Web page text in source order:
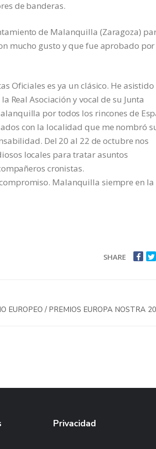
de banderas.
de Malanquilla (Zaragoza)
mucho gusto y que fue aprobado por
Oficiales es ya un clásico. He asistido
Real Asociación y vocal de su Junta
por todos los rincones de
con la localidad que me nombró
Del 20 al 22 de octubre nos
locales para tratar asuntos
cronistas.
Malanquilla siempre en la
SHARE
EUROPEO / PREMIOS EUROPA NOSTRA
Privacidad